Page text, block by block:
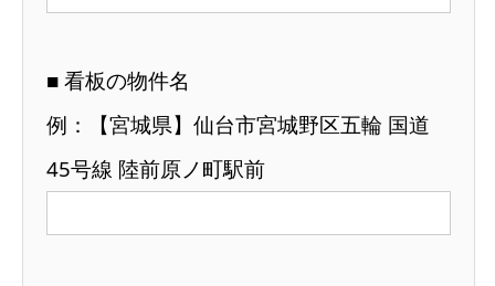
■ 看板の物件名
例：【宮城県】仙台市宮城野区五輪 国道
45号線 陸前原ノ町駅前